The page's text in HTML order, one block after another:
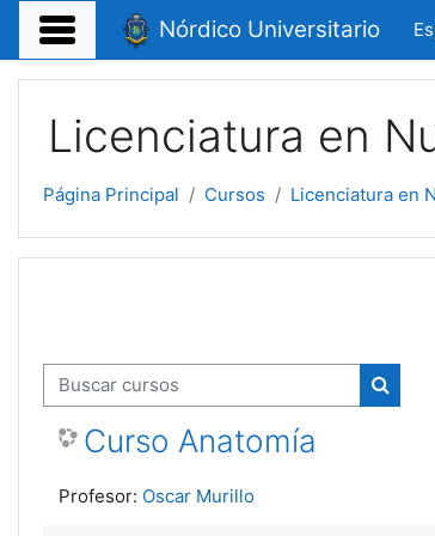
Salta al contenido principal
Nórdico Universitario
Licenciatura en
Página Principal Cursos Licenciatura en
Buscar cursos
Curso Anatomía
Profesor: Oscar Murillo